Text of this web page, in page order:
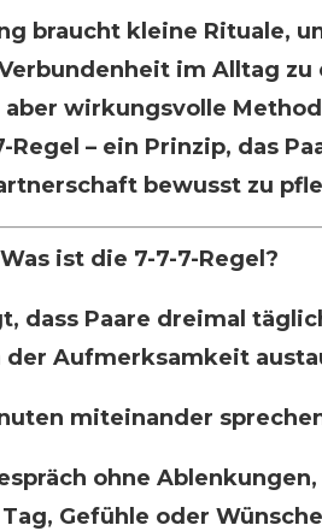
braucht kleine Rituale,
im Alltag zu
aber wirkungsvolle
Regel – ein Prinzip, das
bewusst zu
Was ist die 7-7-7-Regel?
dass Paare dreimal
der Aufmerksamkeit
miteinander
ohne Ablenkungen,
Gefühle oder